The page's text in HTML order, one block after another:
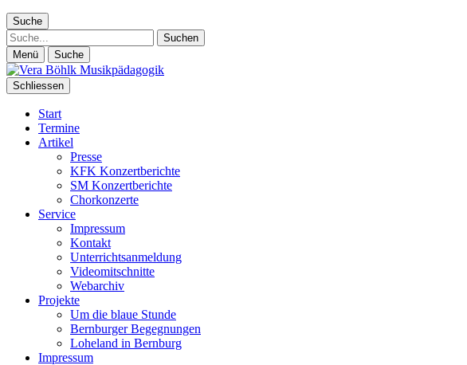
Suche
Suche
Menü Suche
Schliessen
Start
Termine
Artikel
Presse
KFK Konzertberichte
SM Konzertberichte
Chorkonzerte
Service
Impressum
Kontakt
Unterrichtsanmeldung
Videomitschnitte
Webarchiv
Projekte
Um die blaue Stunde
Bernburger Begegnungen
Loheland in Bernburg
Impressum